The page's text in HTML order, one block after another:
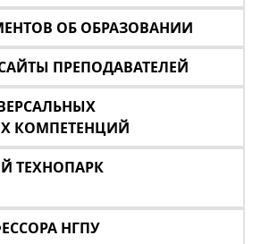
ОБ ОБРАЗОВАНИИ
ПРЕПОДАВАТЕЛЕЙ
КОМПЕТЕНЦИЙ
ТЕХНОПАРК
НГПУ